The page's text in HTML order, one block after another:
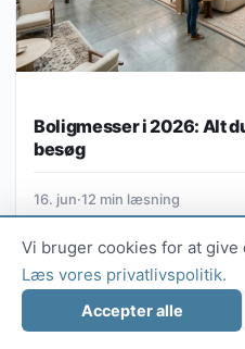
Boligmesser i 2026: Alt
besøg
16. jun·12 min læsning
INDRETNING
Vi bruger cookies for at
Læs vores privatlivspolitik.
Accepter alle